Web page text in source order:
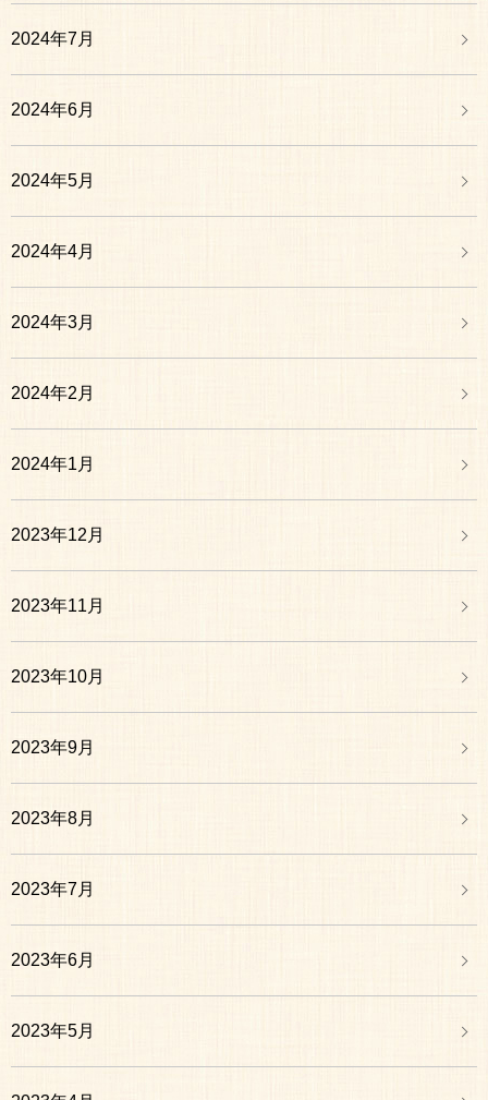
2024年7月
2024年6月
2024年5月
2024年4月
2024年3月
2024年2月
2024年1月
2023年12月
2023年11月
2023年10月
2023年9月
2023年8月
2023年7月
2023年6月
2023年5月